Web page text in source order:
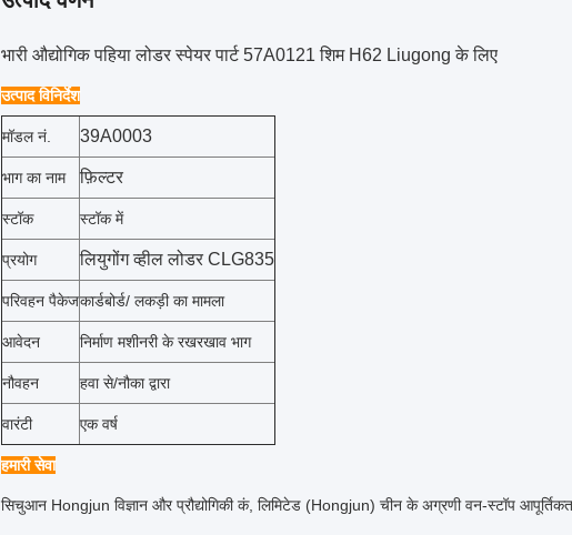
भारी औद्योगिक पहिया लोडर स्पेयर पार्ट 57A0121 शिम H62 Liugong के लिए
उत्पाद विनिर्देश
मॉडल नं. 39A0003
भाग का नाम फ़िल्टर
स्टॉक स्टॉक में
प्रयोग लियुगोंग व्हील लोडर CLG835
परिवहन पैकेजकार्डबोर्ड/ लकड़ी का मामला
आवेदन निर्माण मशीनरी के रखरखाव भाग
नौवहन हवा से/नौका द्वारा
वारंटी एक वर्ष
हमारी सेवा
सिचुआन Hongjun विज्ञान और प्रौद्योगिकी कं, लिमिटेड (Hongjun) चीन के अग्रणी वन-स्टॉप